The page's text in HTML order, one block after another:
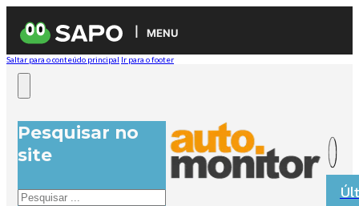
MENU
Saltar para o conteúdo principal Ir para o footer
Pesquisar no
site
Pesquisar